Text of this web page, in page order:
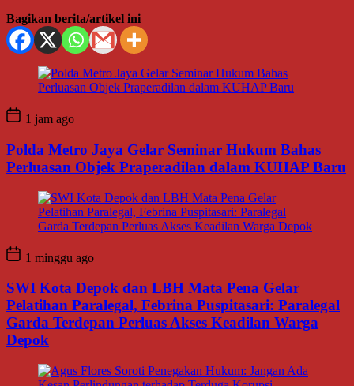
Bagikan berita/artikel ini
1 jam ago
Polda Metro Jaya Gelar Seminar Hukum Bahas
Perluasan Objek Praperadilan dalam KUHAP Baru
1 minggu ago
SWI Kota Depok dan LBH Mata Pena Gelar
Pelatihan Paralegal, Febrina Puspitasari: Paralegal
Garda Terdepan Perluas Akses Keadilan Warga
Depok